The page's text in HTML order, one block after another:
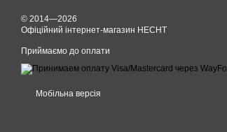
© 2014—2026
Офіційний інтернет-магазин HECHT
Приймаємо до оплати
Мобільна версія